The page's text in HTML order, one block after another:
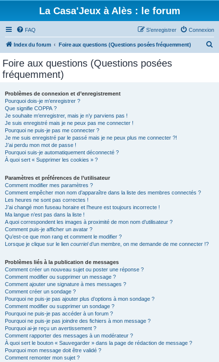
La Casa'Jeux à Alès : le forum
FAQ Connexion
S’enregistrer
Index du forum Foire aux questions (Questions posées fréquemment)
Foire aux questions (Questions posées
fréquemment)
Problèmes de connexion et d’enregistrement
Pourquoi dois-je m’enregistrer ?
Que signifie COPPA ?
Je souhaite m’enregistrer, mais je n’y parviens pas !
Je suis enregistré mais je ne peux pas me connecter !
Pourquoi ne puis-je pas me connecter ?
Je me suis enregistré par le passé mais je ne peux plus me connecter ?!
J’ai perdu mon mot de passe !
Pourquoi suis-je automatiquement déconnecté ?
À quoi sert « Supprimer les cookies » ?
Paramètres et préférences de l’utilisateur
Comment modifier mes paramètres ?
Comment empêcher mon nom d’apparaître dans la liste des membres connectés ?
Les heures ne sont pas correctes !
J’ai changé mon fuseau horaire et l’heure est toujours incorrecte !
Ma langue n’est pas dans la liste !
A quoi correspondent les images à proximité de mon nom d’utilisateur ?
Comment puis-je afficher un avatar ?
Qu’est-ce que mon rang et comment le modifier ?
Lorsque je clique sur le lien courrield’un membre, on me demande de me connecter !?
Problèmes liés à la publication de messages
Comment créer un nouveau sujet ou poster une réponse ?
Comment modifier ou supprimer un message ?
Comment ajouter une signature à mes messages ?
Comment créer un sondage ?
Pourquoi ne puis-je pas ajouter plus d’options à mon sondage ?
Comment modifier ou supprimer un sondage ?
Pourquoi ne puis-je pas accéder à un forum ?
Pourquoi ne puis-je pas joindre des fichiers à mon message ?
Pourquoi ai-je reçu un avertissement ?
Comment rapporter des messages à un modérateur ?
À quoi sert le bouton « Sauvegarder » dans la page de rédaction de message ?
Pourquoi mon message doit être validé ?
Comment remonter mon sujet ?